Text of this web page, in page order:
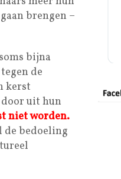
brengen –
bijna
de
kerst
uit hun
niet worden.
de bedoeling